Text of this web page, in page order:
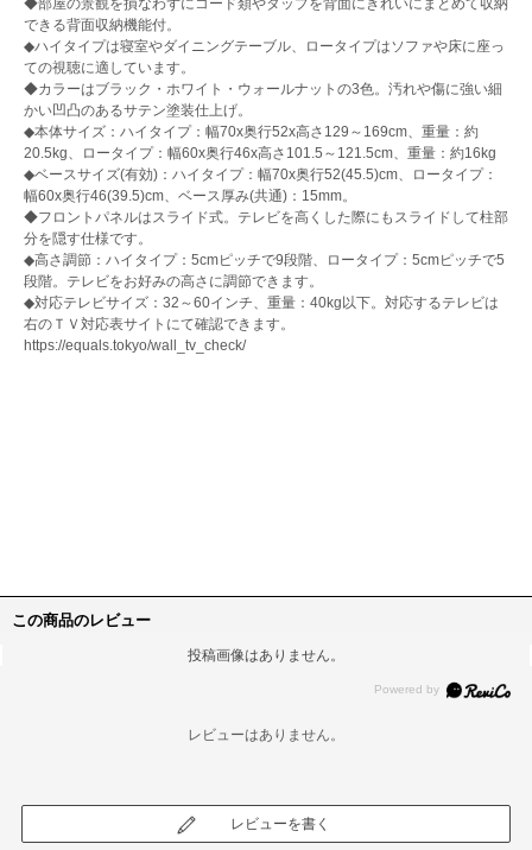
◆部屋の景観を損なわずにコード類やタップを背面にきれいにまとめて収納
できる背面収納機能付。
◆ハイタイプは寝室やダイニングテーブル、ロータイプはソファや床に座っ
ての視聴に適しています。
◆カラーはブラック・ホワイト・ウォールナットの3色。汚れや傷に強い細
かい凹凸のあるサテン塗装仕上げ。
◆本体サイズ：ハイタイプ：幅70x奥行52x高さ129～169cm、重量：約
20.5kg、ロータイプ：幅60x奥行46x高さ101.5～121.5cm、重量：約16kg
◆ベースサイズ(有効)：ハイタイプ：幅70x奥行52(45.5)cm、ロータイプ：
幅60x奥行46(39.5)cm、ベース厚み(共通)：15mm。
◆フロントパネルはスライド式。テレビを高くした際にもスライドして柱部
分を隠す仕様です。
◆高さ調節：ハイタイプ：5cmピッチで9段階、ロータイプ：5cmピッチで5
段階。テレビをお好みの高さに調節できます。
◆対応テレビサイズ：32～60インチ、重量：40kg以下。対応するテレビは
右のＴＶ対応表サイトにて確認できます。
https://equals.tokyo/wall_tv_check/
この商品のレビュー
投稿画像はありません。
レビューはありません。
レビューを書く